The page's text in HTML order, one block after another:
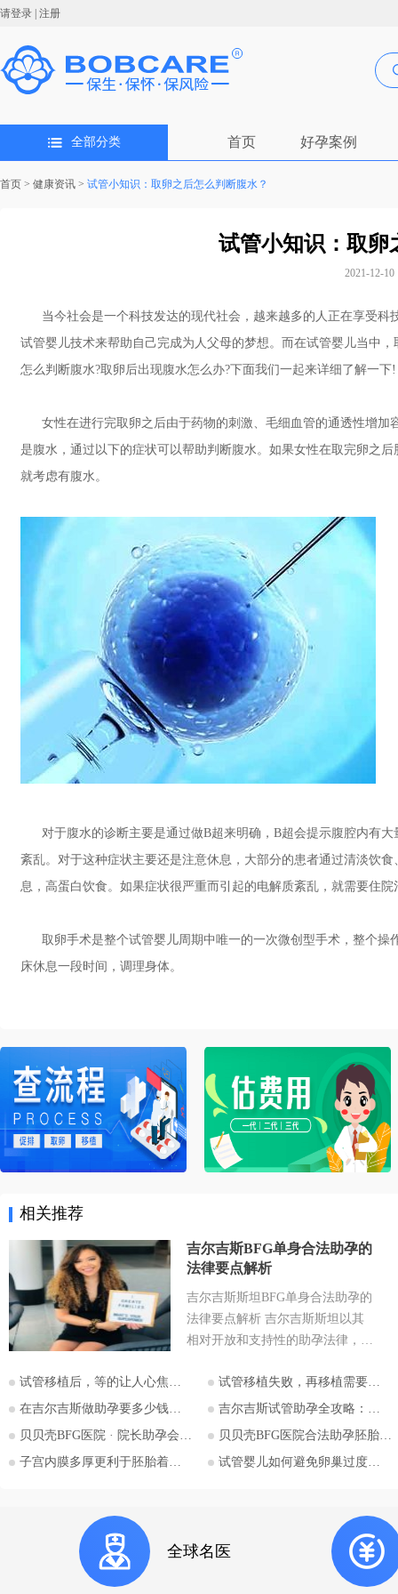
请登录 | 注册
全部分类 首页 好孕案例
首页 > 健康资讯 > 试管小知识：取卵之后怎么判断腹水？
试管小知识：取卵
2021-12-10
当今社会是一个科技发达的现代社会，越来越多的人正在享受科
试管婴儿技术来帮助自己完成为人父母的梦想。而在试管婴儿当中
怎么判断腹水?取卵后出现腹水怎么办?下面我们一起来详细了解一下!
女性在进行完取卵之后由于药物的刺激、毛细血管的通透性增加
是腹水，通过以下的症状可以帮助判断腹水。如果女性在取完卵之
就考虑有腹水。
对于腹水的诊断主要是通过做B超来明确，B超会提示腹腔内有大
紊乱。对于这种症状主要还是注意休息，大部分的患者通过清淡饮
息，高蛋白饮食。如果症状很严重而引起的电解质紊乱，就需要住
取卵手术是整个试管婴儿周期中唯一的一次微创型手术，整个操
床休息一段时间，调理身体。
相关推荐
吉尔吉斯BFG单身合法助孕的
法律要点解析
吉尔吉斯斯坦BFG单身合法助孕的
法律要点解析 吉尔吉斯斯坦以其
相对开放和支持性的助孕法律，成
地。特别是对于希望通过助孕实现
为人父母梦想的单身人士，吉尔吉
斯斯坦的法律框架值得深入探讨。
法律的核心要点，并特别关注单身
拉套大学附属BFG生殖妇产医院的
咨询信息。 核心要点一：吉尔吉
斯斯坦助孕法律概述 吉尔吉斯斯
试管移植后，等的让人心焦的胎心和胎芽，何时会出现？
试管移植失败，再移植需要注意哪些？
在吉尔吉斯做助孕要多少钱？2026比什凯克费用全公开，拒绝隐形消费
吉尔吉斯试管助孕全攻略：为什么越来越多的中国家庭选择比什凯克？
贝贝壳BFG医院 · 院长助孕会（济南站）
贝贝壳BFG医院合法助孕胚胎移植流程详解
子宫内膜多厚更利于胚胎着床？
试管婴儿如何避免卵巢过度刺激综合征
全球名医